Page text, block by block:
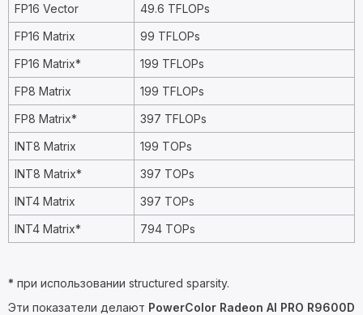
FP16 Vector
49.6 TFLOPs
FP16 Matrix
99 TFLOPs
FP16 Matrix*
199 TFLOPs
FP8 Matrix
199 TFLOPs
FP8 Matrix*
397 TFLOPs
INT8 Matrix
199 TOPs
INT8 Matrix*
397 TOPs
INT4 Matrix
397 TOPs
INT4 Matrix*
794 TOPs
* при использовании structured sparsity.
Эти показатели делают PowerColor Radeon AI PRO R9600D